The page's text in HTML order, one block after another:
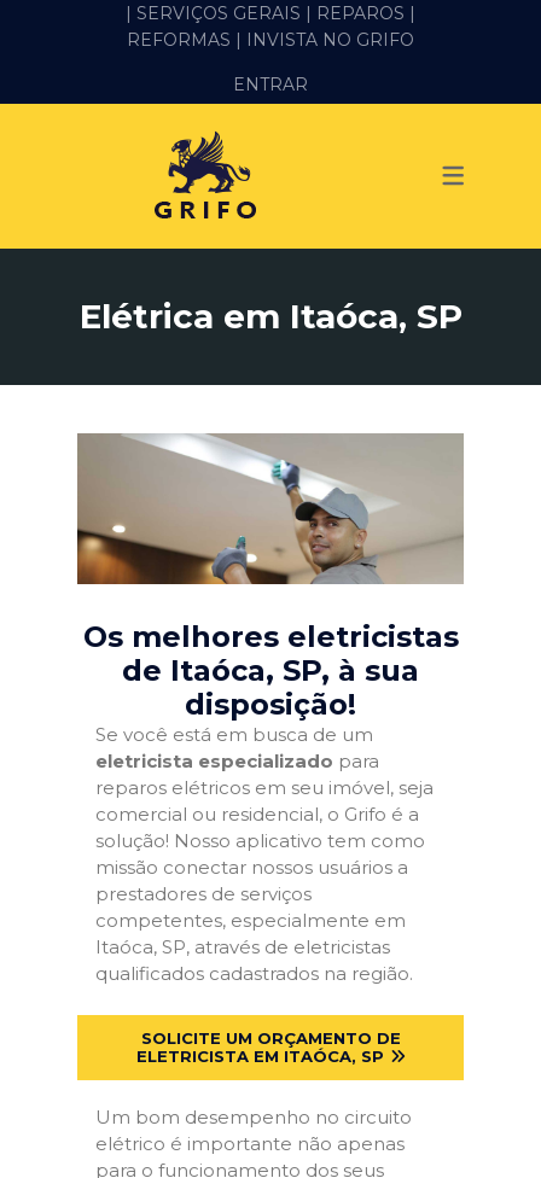
ALVENARIA E PEDREIRO
IMPERMEABILIZAÇÃO
REFORMA
| SERVIÇOS GERAIS | REPAROS |
REFORMAS | INVISTA NO GRIFO
ENTRAR
Elétrica em Itaóca, SP
Os melhores eletricistas
de Itaóca, SP, à sua
disposição!
Se você está em busca de um
eletricista especializado para
reparos elétricos em seu imóvel, seja
comercial ou residencial, o Grifo é a
solução! Nosso aplicativo tem como
missão conectar nossos usuários a
prestadores de serviços
competentes, especialmente em
Itaóca, SP, através de eletricistas
qualificados cadastrados na região.
SOLICITE UM ORÇAMENTO DE
ELETRICISTA EM ITAÓCA, SP
Um bom desempenho no circuito
elétrico é importante não apenas
para o funcionamento dos seus